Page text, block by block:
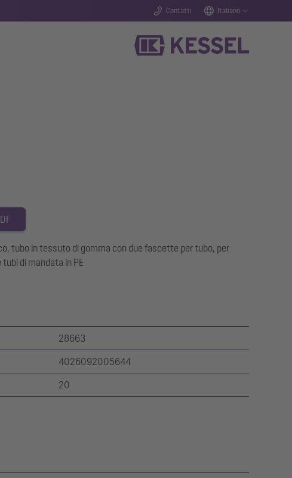
Contatti Italiano
tubo in tessuto di gomma con due fascette per tubo, per
di mandata in PE
28663
4026092005644
20